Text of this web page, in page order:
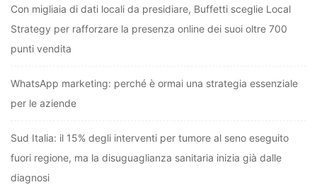
Con migliaia di dati locali da presidiare, Buffetti sceglie Local
Strategy per rafforzare la presenza online dei suoi oltre 700
punti vendita
WhatsApp marketing: perché è ormai una strategia essenziale
per le aziende
Sud Italia: il 15% degli interventi per tumore al seno eseguito
fuori regione, ma la disuguaglianza sanitaria inizia già dalle
diagnosi